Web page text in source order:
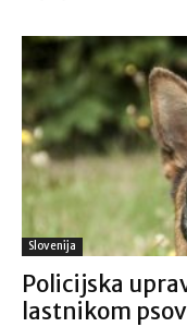
Slovenija
Policijska
lastnikom psov